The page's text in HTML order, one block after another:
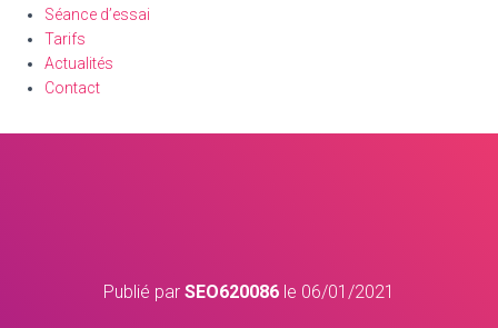
Séance d’essai
Tarifs
Actualités
Contact
Publié par SEO620086 le 06/01/2021